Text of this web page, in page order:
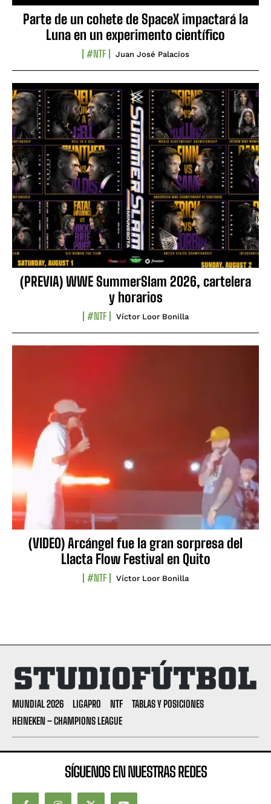
Parte de un cohete de SpaceX impactará la
Luna en un experimento científico
#NTF Juan José Palacios
(PREVIA) WWE SummerSlam 2026, cartelera
y horarios
#NTF Víctor Loor Bonilla
(VIDEO) Arcángel fue la gran sorpresa del
Llacta Flow Festival en Quito
#NTF Víctor Loor Bonilla
MUNDIAL 2026 LIGAPRO NTF
TABLAS Y POSICIONES
HEINEKEN – CHAMPIONS LEAGUE
SÍGUENOS EN NUESTRAS REDES